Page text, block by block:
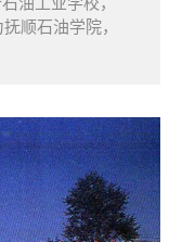
顺石油学院，